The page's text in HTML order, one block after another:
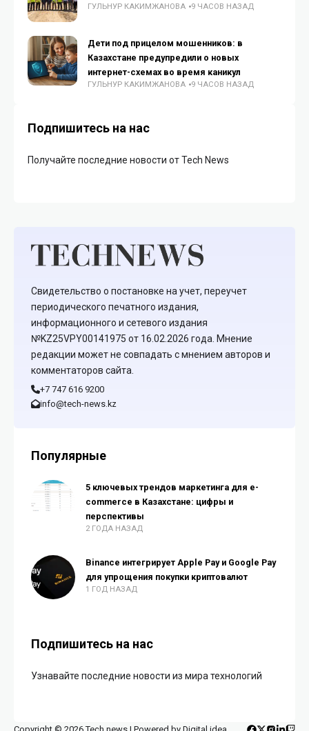
ГУЛЬНУР КАКИМЖАНОВА 9 ЧАСОВ НАЗАД
Дети под прицелом мошенников: в
Казахстане предупредили о новых
интернет-схемах во время каникул
ГУЛЬНУР КАКИМЖАНОВА 9 ЧАСОВ НАЗАД
Подпишитесь на нас
Получайте последние новости от Tech News
Свидетельство о постановке на учет, переучет
периодического печатного издания,
информационного и сетевого издания
№KZ25VPY00141975 от 16.02.2026 года. Мнение
редакции может не совпадать с мнением авторов и
комментаторов сайта.
+7 747 616 9200
info@tech-news.kz
Популярные
5 ключевых трендов маркетинга для e-
commerce в Казахстане: цифры и
перспективы
2 ГОДА НАЗАД
Binance интегрирует Apple Pay и Google Pay
для упрощения покупки криптовалют
1 ГОД НАЗАД
Подпишитесь на нас
Узнавайте последние новости из мира технологий